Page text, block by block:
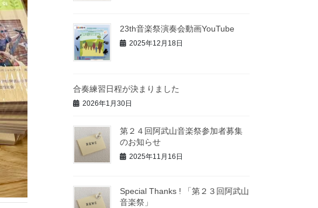
23th音楽祭演奏会動画YouTube
2025年12月18日
合奏練習日程が決まりました
2026年1月30日
第２４回阿武山音楽祭参加者募集
のお知らせ
2025年11月16日
Special Thanks ! 「第２３回阿武山
音楽祭」